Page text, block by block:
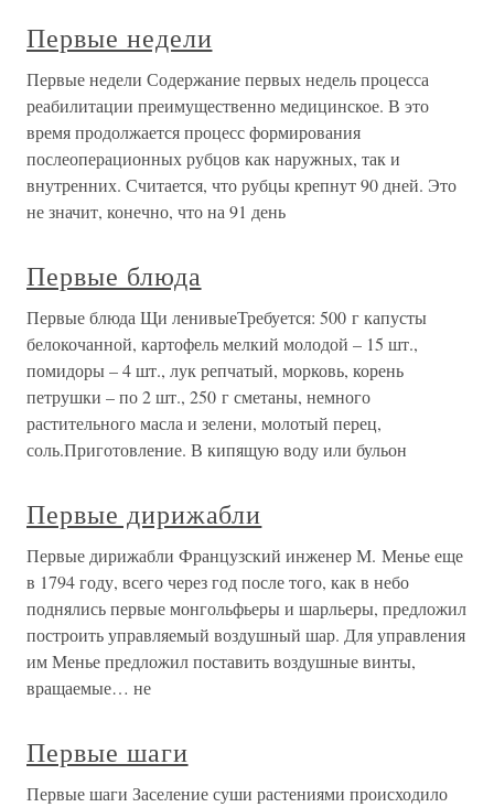
Первые недели
Первые недели Содержание первых недель процесса
реабилитации преимущественно медицинское. В это
время продолжается процесс формирования
послеоперационных рубцов как наружных, так и
внутренних. Считается, что рубцы крепнут 90 дней. Это
не значит, конечно, что на 91 день
Первые блюда
Первые блюда Щи ленивыеТребуется: 500 г капусты
белокочанной, картофель мелкий молодой – 15 шт.,
помидоры – 4 шт., лук репчатый, морковь, корень
петрушки – по 2 шт., 250 г сметаны, немного
растительного масла и зелени, молотый перец,
соль.Приготовление. В кипящую воду или бульон
Первые дирижабли
Первые дирижабли Французский инженер М. Менье еще
в 1794 году, всего через год после того, как в небо
поднялись первые монгольфьеры и шарльеры, предложил
построить управляемый воздушный шар. Для управления
им Менье предложил поставить воздушные винты,
вращаемые… не
Первые шаги
Первые шаги Заселение суши растениями происходило